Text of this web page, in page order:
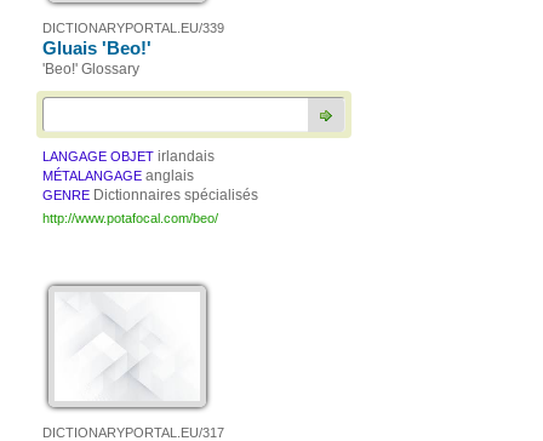
DICTIONARYPORTAL.EU/339
Gluais 'Beo!'
'Beo!' Glossary
LANGAGE OBJET irlandais
MÉTALANGAGE anglais
GENRE Dictionnaires spécialisés
http://www.potafocal.com/beo/
DICTIONARYPORTAL.EU/317